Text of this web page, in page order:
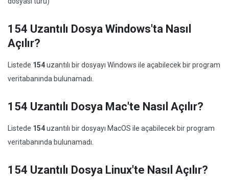
154 Uzantılı Dosya Windows'ta Nasıl
Açılır?
Listede 154uzantılı bir dosyayı Windows ile açabilecek bir program
veritabanında bulunamadı.
154 Uzantılı Dosya Mac'te Nasıl Açılır?
Listede 154uzantılı bir dosyayı MacOS ile açabilecek bir program
veritabanında bulunamadı.
154 Uzantılı Dosya Linux'te Nasıl Açılır?